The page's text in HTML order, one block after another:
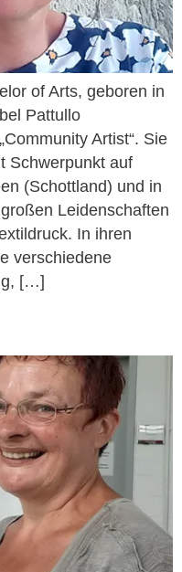
of Arts, geboren in
Pattullo
Artist“. Sie
Schwerpunkt auf
(Schottland) und in
Leidenschaften
In ihren
verschiedene
[…]